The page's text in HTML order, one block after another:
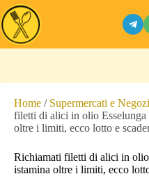
Salta
al
contenuto
Home / Supermercati e Negozi
filetti di alici in olio Esselunga
oltre i limiti, ecco lotto e
Richiamati filetti di alici in
istamina oltre i limiti, ecco